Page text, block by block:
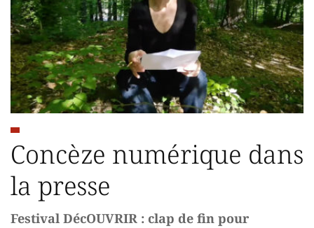
Concèze numérique dans
la presse
Festival DécOUVRIR : clap de fin pour